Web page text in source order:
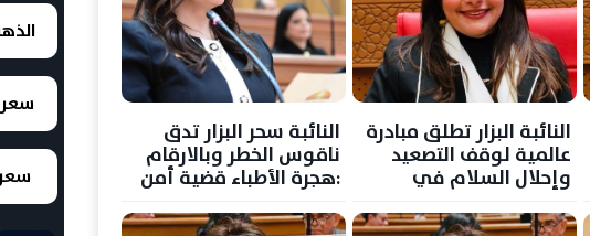
النائبة البزار تطلق مبادرة
عالمية لوقف التصعيد
وإحلال السلام في
النائبة سحر البزار تدق
ناقوس الخطر وبالارقام
:هجرة الأطباء قضية أمن
سعر
سعر